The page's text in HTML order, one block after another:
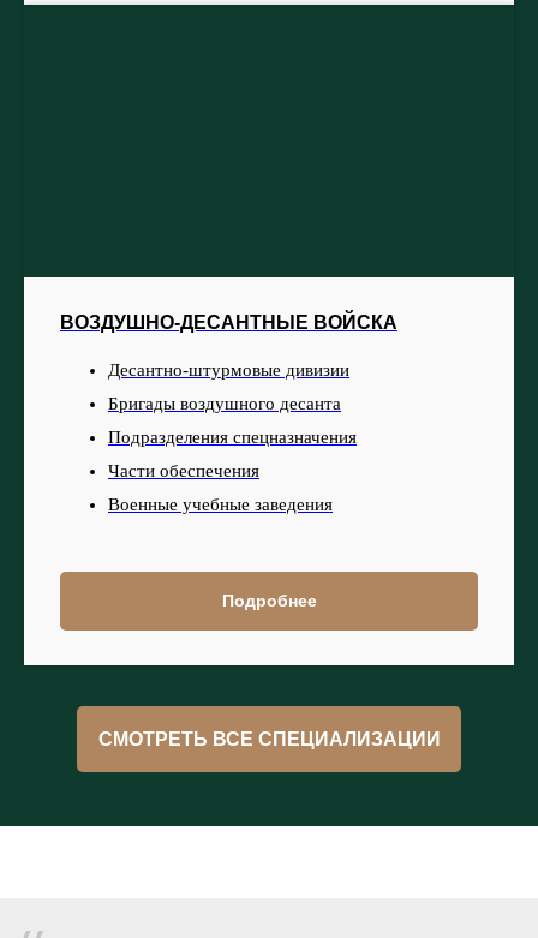
ВОЗДУШНО-ДЕСАНТНЫЕ ВОЙСКА
Десантно-штурмовые дивизии
Бригады воздушного десанта
Подразделения спецназначения
Части обеспечения
Военные учебные заведения
Подробнее
СМОТРЕТЬ ВСЕ СПЕЦИАЛИЗАЦИИ